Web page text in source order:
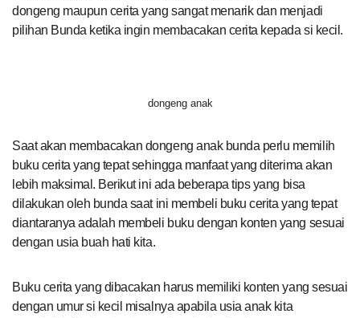
dongeng maupun cerita yang sangat menarik dan menjadi
pilihan Bunda ketika ingin membacakan cerita kepada si kecil.
dongeng anak
Saat akan membacakan dongeng anak bunda perlu memilih
buku cerita yang tepat sehingga manfaat yang diterima akan
lebih maksimal. Berikut ini ada beberapa tips yang bisa
dilakukan oleh bunda saat ini membeli buku cerita yang tepat
diantaranya adalah membeli buku dengan konten yang sesuai
dengan usia buah hati kita.
Buku cerita yang dibacakan harus memiliki konten yang sesuai
dengan umur si kecil misalnya apabila usia anak kita